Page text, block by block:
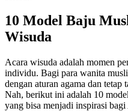
10 Model Baju
Wisuda
Acara wisuda adalah momen
individu. Bagi para wanita
dengan aturan agama dan
Nah, berikut ini adalah 10
yang bisa menjadi inspirasi bagi